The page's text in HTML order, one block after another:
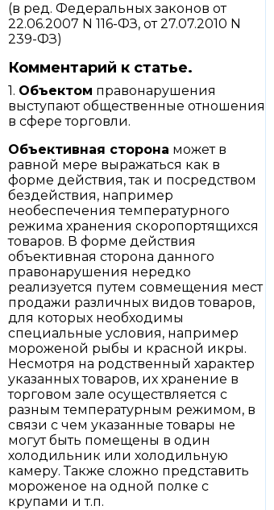
(в ред. Федеральных законов от
22.06.2007 N 116-ФЗ, от 27.07.2010 N
239-ФЗ)
Комментарий к статье.
1. Объектом правонарушения
выступают общественные отношения
в сфере торговли.
Объективная сторона может в
равной мере выражаться как в
форме действия, так и посредством
бездействия, например
необеспечения температурного
режима хранения скоропортящихся
товаров. В форме действия
объективная сторона данного
правонарушения нередко
реализуется путем совмещения мест
продажи различных видов товаров,
для которых необходимы
специальные условия, например
мороженой рыбы и красной икры.
Несмотря на родственный характер
указанных товаров, их хранение в
торговом зале осуществляется с
разным температурным режимом, в
связи с чем указанные товары не
могут быть помещены в один
холодильник или холодильную
камеру. Также сложно представить
мороженое на одной полке с
крупами и т.п.